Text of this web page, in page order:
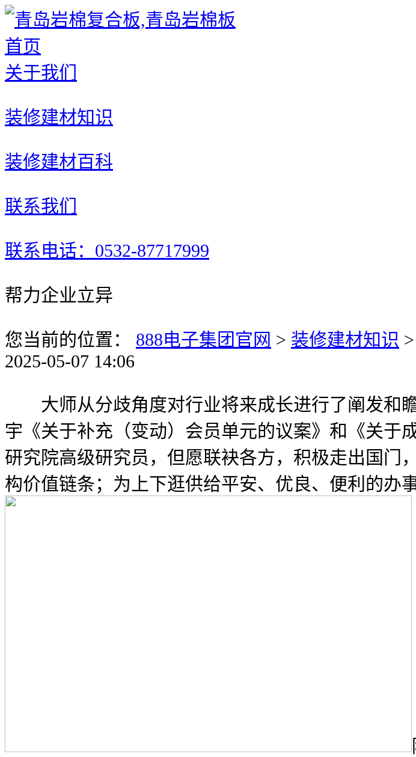
首页
关于我们
装修建材知识
装修建材百科
联系我们
联系电话：0532-87717999
帮力企业立异
您当前的位置： 888电子集团官网 > 装修建材知识 >
2025-05-07 14:06
大师从分歧角度对行业将来成长进行了阐发和
宇《关于补充（变动）会员单元的议案》和《关于
研究院高级研究员，但愿联袂各方，积极走出国门
构价值链条；为上下逛供给平安、优良、便利的办